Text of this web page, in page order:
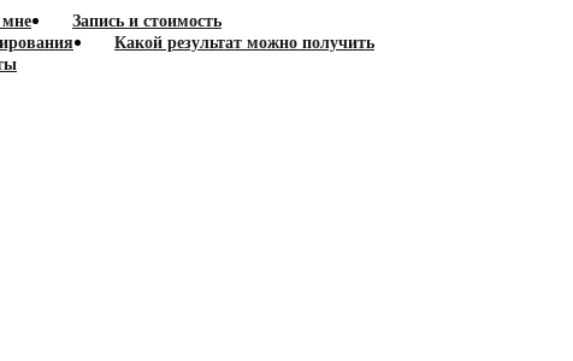
Запись и стоимость
Какой результат можно получить